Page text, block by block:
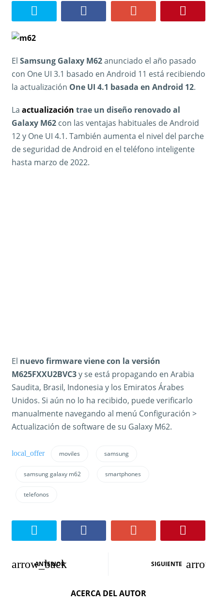
El Samsung Galaxy M62anunciado el año pasado
con One UI 3.1 basado en Android 11 está recibiendo
la actualización One UI 4.1 basada en Android 12.
La actualización trae un diseño renovado al
Galaxy M62 con las ventajas habituales de Android
12 y One UI 4.1. También aumenta el nivel del parche
de seguridad de Android en el teléfono inteligente
hasta marzo de 2022.
El nuevo firmware viene con la versión
M625FXXU2BVC3y se está propagando en Arabia
Saudita, Brasil, Indonesia y los Emiratos Árabes
Unidos. Si aún no lo ha recibido, puede verificarlo
manualmente navegando al menú Configuración >
Actualización de software de su Galaxy M62.
moviles samsung
samsung galaxy m62 smartphones
telefonos
N
ANTERIOR SIGUIENTE
ACERCA DEL AUTOR